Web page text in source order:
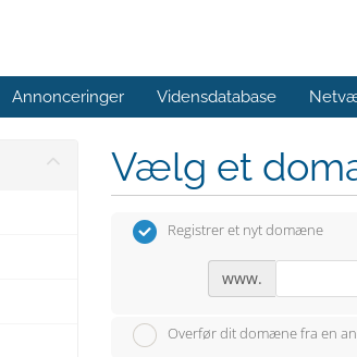
Annonceringer Vidensdatabase
Vælg et
Registrer et nyt domæne
www.
Overfør dit domæne fra en